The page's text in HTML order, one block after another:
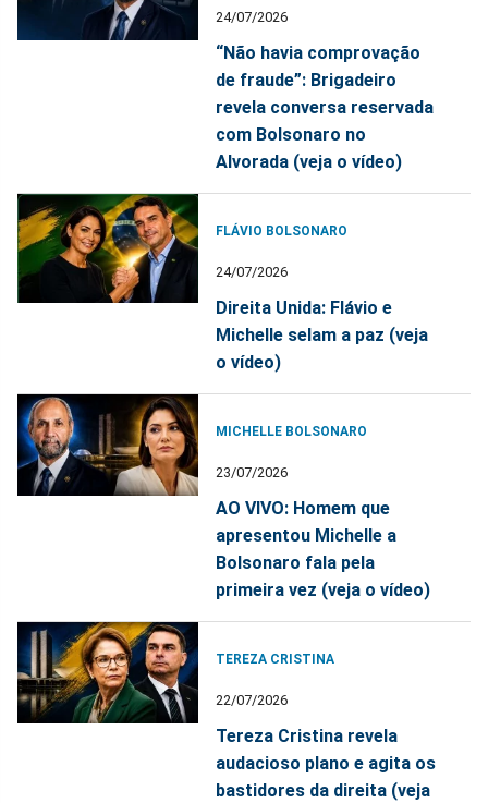
24/07/2026
“Não havia comprovação
de fraude”: Brigadeiro
revela conversa reservada
com Bolsonaro no
Alvorada (veja o vídeo)
FLÁVIO BOLSONARO
24/07/2026
Direita Unida: Flávio e
Michelle selam a paz (veja
o vídeo)
MICHELLE BOLSONARO
23/07/2026
AO VIVO: Homem que
apresentou Michelle a
Bolsonaro fala pela
primeira vez (veja o vídeo)
TEREZA CRISTINA
22/07/2026
Tereza Cristina revela
audacioso plano e agita os
bastidores da direita (veja